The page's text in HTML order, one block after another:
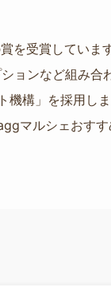
を受賞していま
ョンなど組み合
機構」を採用し
マルシェおす